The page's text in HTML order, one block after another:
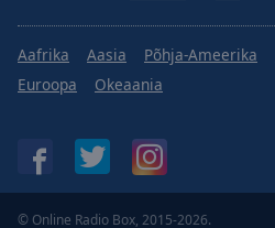
Aafrika Aasia Põhja-Ameerika
Euroopa
Okeaania
© Online Radio Box, 2015-2026.